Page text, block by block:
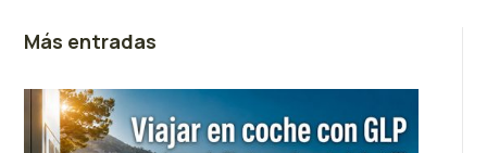
Más entradas